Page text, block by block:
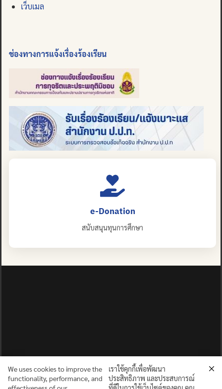
เว็บเมล
ช่องทางการแจ้งเรื่องร้องเรียน
e-Donation
สนับสนุนทุนการศึกษา
We uses cookies to improve the
functionality, performance, and
เราใช้คุกกี้เพื่อพัฒนา
ประสิทธิภาพ และประสบการณ์